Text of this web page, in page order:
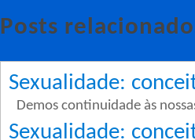
Posts
Sexualidade:
Demos continuidade às
Sexualidade: